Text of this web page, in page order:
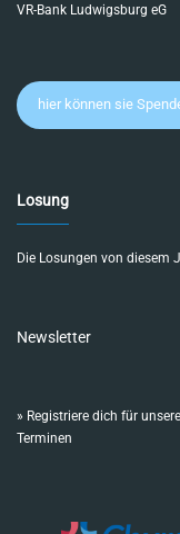
VR-Bank Ludwigsburg eG
hier können sie
Losung
Die Losungen von diesem
Newsletter
» Registriere dich für
Terminen